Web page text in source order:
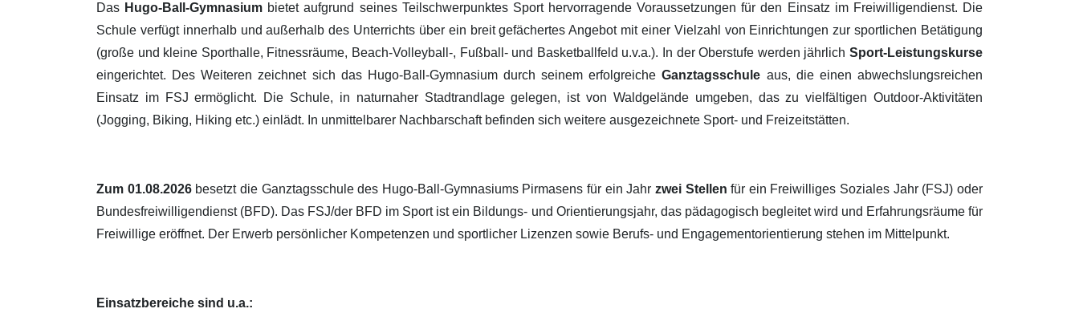
Das Hugo-Ball-Gymnasium bietet aufgrund seines Teilschwerpunktes Sport hervorragende Voraussetzungen für den Einsatz im Freiwilligendienst. Die
Schule verfügt innerhalb und außerhalb des Unterrichts über ein breit gefächertes Angebot mit einer Vielzahl von Einrichtungen zur sportlichen Betätigung
(große und kleine Sporthalle, Fitnessräume, Beach-Volleyball-, Fußball- und Basketballfeld u.v.a.). In der Oberstufe werden jährlich Sport-Leistungskurse
eingerichtet. Des Weiteren zeichnet sich das Hugo-Ball-Gymnasium durch seinem erfolgreicheGanztagsschule aus, die einen abwechslungsreichen
Einsatz im FSJ ermöglicht. Die Schule, in naturnaher Stadtrandlage gelegen, ist von Waldgelände umgeben, das zu vielfältigen Outdoor-Aktivitäten
(Jogging, Biking, Hiking etc.) einlädt. In unmittelbarer Nachbarschaft befinden sich weitere ausgezeichnete Sport- und Freizeitstätten.
Zum 01.08.2026besetzt die Ganztagsschule des Hugo-Ball-Gymnasiums Pirmasens für ein Jahr zwei Stellenfür ein Freiwilliges Soziales Jahr (FSJ) oder
Bundesfreiwilligendienst (BFD). Das FSJ/der BFD im Sport ist ein Bildungs- und Orientierungsjahr, das pädagogisch begleitet wird und Erfahrungsräume für
Freiwillige eröffnet. Der Erwerb persönlicher Kompetenzen und sportlicher Lizenzen sowie Berufs- und Engagementorientierung stehen im Mittelpunkt.
Einsatzbereiche sind u.a.: